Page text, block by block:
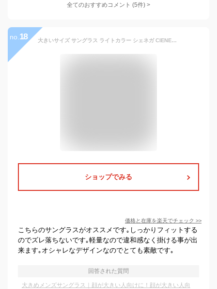
全てのおすすめコメント (5件) >
no. 18 大きいサイズ サングラス ライトカラー シェネガ CIENEGA CN-K31 C-1 メンズ 男性 ビジネス カジュアル ウェリントン
ショップでみる
価格と在庫を楽天でチェック >>
こちらのサングラスがオススメです｡しっかりフィットする
のでズレ落ちないです｡軽量なので違和感なく掛ける事が出
来ます｡オシャレなデザインなのでとても素敵です｡
回答された質問
大きめメンズサングラス｜顔が大きい人向けに！顔が大きい人向